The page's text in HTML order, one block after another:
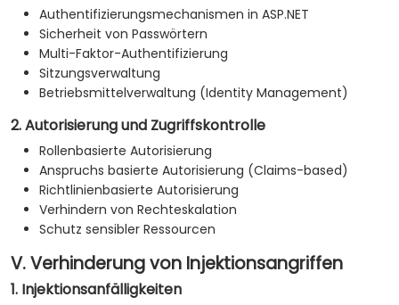
Authentifizierungsmechanismen in ASP.NET
Sicherheit von Passwörtern
Multi-Faktor-Authentifizierung
Sitzungsverwaltung
Betriebsmittelverwaltung (Identity Management)
2. Autorisierung und Zugriffskontrolle
Rollenbasierte Autorisierung
Anspruchs basierte Autorisierung (Claims-based)
Richtlinienbasierte Autorisierung
Verhindern von Rechteskalation
Schutz sensibler Ressourcen
V. Verhinderung von Injektionsangriffen
1. Injektionsanfälligkeiten